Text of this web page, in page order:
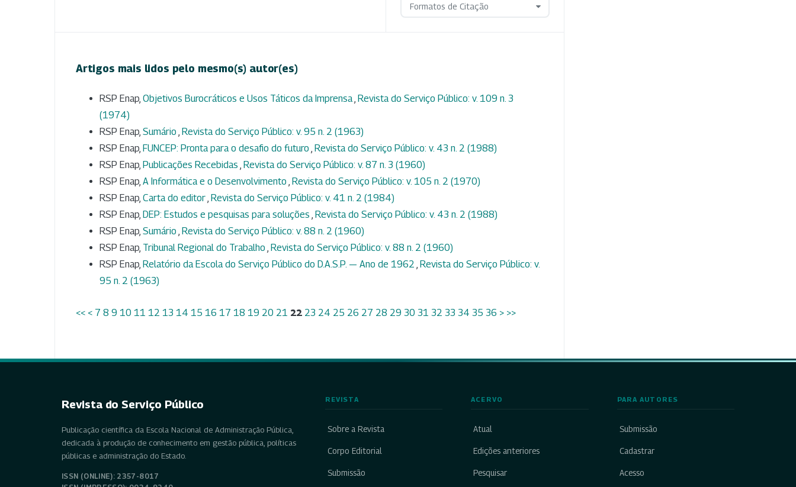
Formatos de Citação
Artigos mais lidos pelo mesmo(s) autor(es)
RSP Enap, Objetivos Burocráticos e Usos Táticos da Imprensa, Revista do Serviço Público: v. 109 n. 3
(1974)
RSP Enap, Sumário , Revista do Serviço Público: v. 95 n. 2 (1963)
RSP Enap, FUNCEP: Pronta para o desafio do futuro , Revista do Serviço Público: v. 43 n. 2 (1988)
RSP Enap, Publicações Recebidas , Revista do Serviço Público: v. 87 n. 3 (1960)
RSP Enap, A Informática e o Desenvolvimento , Revista do Serviço Público: v. 105 n. 2 (1970)
RSP Enap, Carta do editor, Revista do Serviço Público: v. 41 n. 2 (1984)
RSP Enap, DEP: Estudos e pesquisas para soluções , Revista do Serviço Público: v. 43 n. 2 (1988)
RSP Enap, Sumário , Revista do Serviço Público: v. 88 n. 2 (1960)
RSP Enap, Tribunal Regional do Trabalho , Revista do Serviço Público: v. 88 n. 2 (1960)
RSP Enap, Relatório da Escola do Serviço Público do D.A.S.P. — Ano de 1962 , Revista do Serviço Público: v.
95 n. 2 (1963)
<< < 7 8 9 10 11 12 13 14 15 16 17 18 19 20 21 22 23 24 25 26 27 28 29 30 31 32 33 34 35 36 > >>
Revista do Serviço Público
Publicação científica da Escola Nacional de Administração Pública,
dedicada à produção de conhecimento em gestão pública, políticas
públicas e administração do Estado.
ISSN (ONLINE): 2357-8017
REVISTA
Sobre a Revista
Corpo Editorial
Submissão
ACERVO
Atual
Edições anteriores
Pesquisar
PARA AUTORES
Submissão
Cadastrar
Acesso